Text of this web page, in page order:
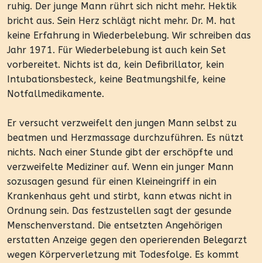
ruhig. Der junge Mann rührt sich nicht mehr. Hektik
bricht aus. Sein Herz schlägt nicht mehr. Dr. M. hat
keine Erfahrung in Wiederbelebung. Wir schreiben das
Jahr 1971. Für Wiederbelebung ist auch kein Set
vorbereitet. Nichts ist da, kein Defibrillator, kein
Intubationsbesteck, keine Beatmungshilfe, keine
Notfallmedikamente.
Er versucht verzweifelt den jungen Mann selbst zu
beatmen und Herzmassage durchzuführen. Es nützt
nichts. Nach einer Stunde gibt der erschöpfte und
verzweifelte Mediziner auf. Wenn ein junger Mann
sozusagen gesund für einen Kleineingriff in ein
Krankenhaus geht und stirbt, kann etwas nicht in
Ordnung sein. Das festzustellen sagt der gesunde
Menschenverstand. Die entsetzten Angehörigen
erstatten Anzeige gegen den operierenden Belegarzt
wegen Körperverletzung mit Todesfolge. Es kommt